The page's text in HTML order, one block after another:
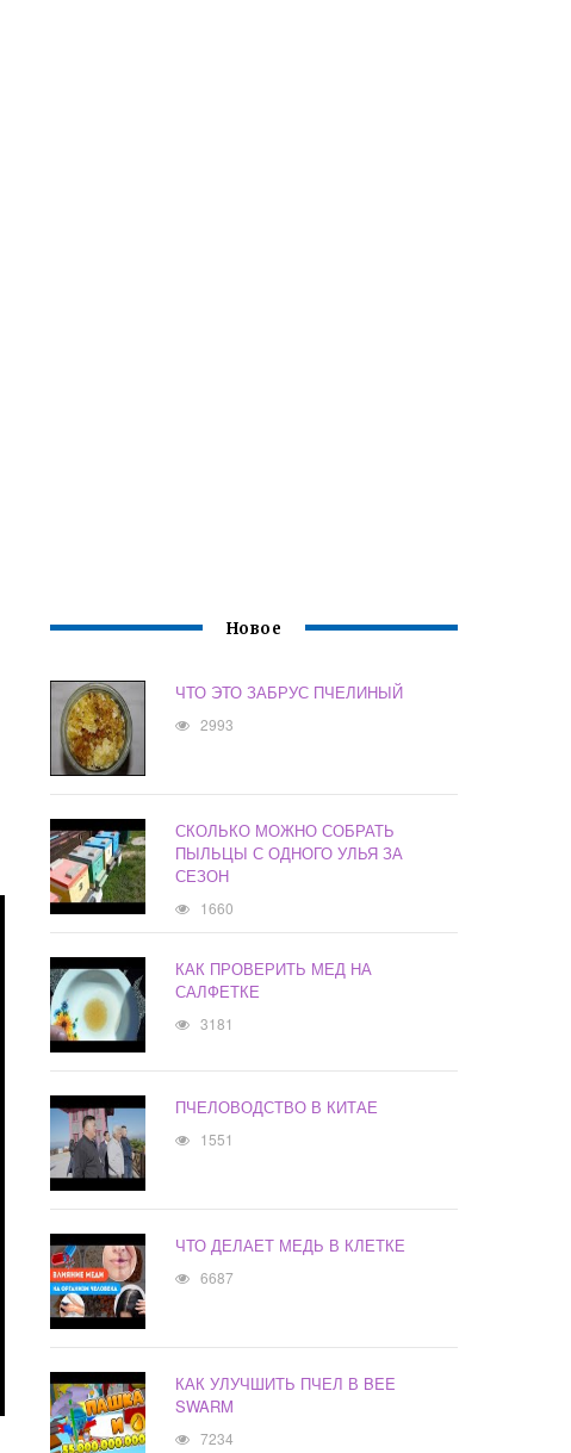
Новое
ЧТО ЭТО ЗАБРУС ПЧЕЛИНЫЙ
2993
СКОЛЬКО МОЖНО СОБРАТЬ
ПЫЛЬЦЫ С ОДНОГО УЛЬЯ ЗА
СЕЗОН
1660
КАК ПРОВЕРИТЬ МЕД НА
САЛФЕТКЕ
3181
ПЧЕЛОВОДСТВО В КИТАЕ
1551
ЧТО ДЕЛАЕТ МЕДЬ В КЛЕТКЕ
6687
КАК УЛУЧШИТЬ ПЧЕЛ В BEE
SWARM
7234